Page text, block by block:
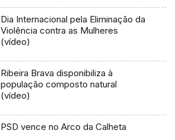
Dia Internacional pela Eliminação da
Violência contra as Mulheres
(vídeo)
Ribeira Brava disponibiliza à
população composto natural
(vídeo)
PSD vence no Arco da Calheta